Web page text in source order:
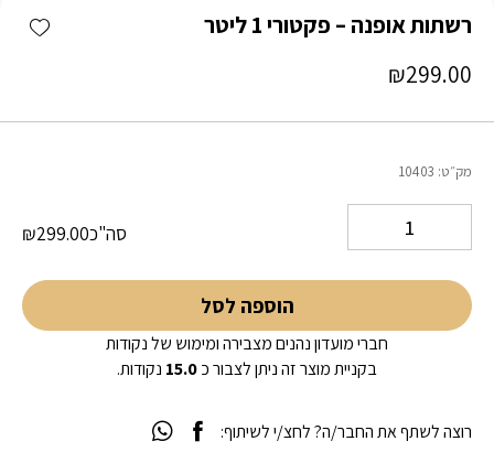
רשתות אופנה – פקטורי 1 ליטר
₪299.00
מק״ט: 10403
סה"כ ₪299.00
הוספה לסל
חברי מועדון נהנים מצבירה ומימוש של נקודות
בקניית מוצר זה ניתן לצבור כ15.0 נקודות.
רוצה לשתף את החבר/ה? לחצ/י לשיתוף: